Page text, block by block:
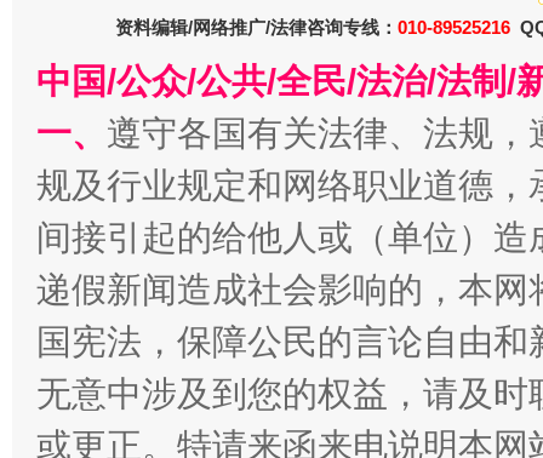
揭开“小金库”的免责幌子
资料编辑/网络推广/法律咨询专线： 010-89525216
中国/公众/公共/全民/法治/法制/
一、 遵守各国有关法律、法规
规及行业规定和网络职业道德
间接引起的给他人或（单位）
递假新闻造成社会影响的，本
国宪法，保障公民的言论自由
无意中涉及到您的权益，请及
或更正。特请来函来电说明本